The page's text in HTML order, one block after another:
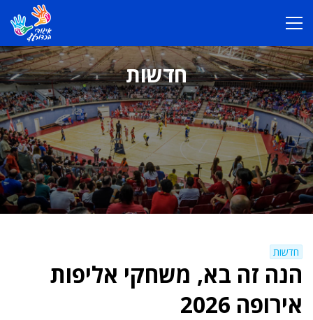
חדשות
חדשות
הנה זה בא, משחקי אליפות
אירופה 2026